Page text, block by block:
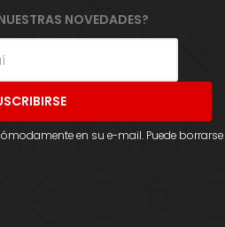
NOVEDADES?
en su e-mail. Puede borrarse